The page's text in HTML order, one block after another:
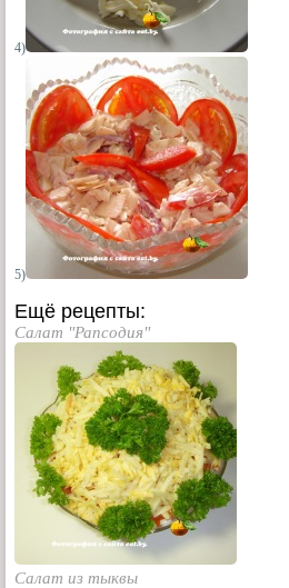
4)
5)
Ещё рецепты:
Салат "Рапсодия"
Салат из тыквы